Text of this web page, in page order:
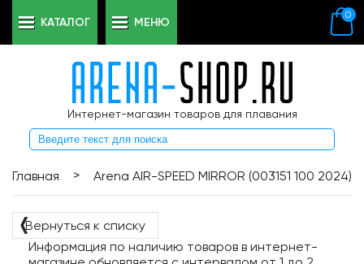
Интернет-магазин товаров для плавания
0
КАТАЛОГ МЕНЮ
Главная > Arena AIR-SPEED MIRROR (003151 100 2024)
❬Вернуться к списку
Информация по наличию товаров в интернет-